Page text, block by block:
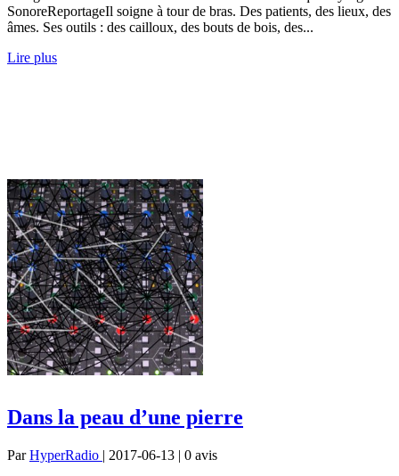
SonoreReportageIl soigne à tour de bras. Des patients, des lieux, des
âmes. Ses outils : des cailloux, des bouts de bois, des...
Lire plus
Dans la peau d’une pierre
ParHyperRadio | 2017-06-13 | 0 avis